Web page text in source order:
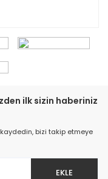
ilk sizin haberiniz
bizi takip etmeye
EKLE